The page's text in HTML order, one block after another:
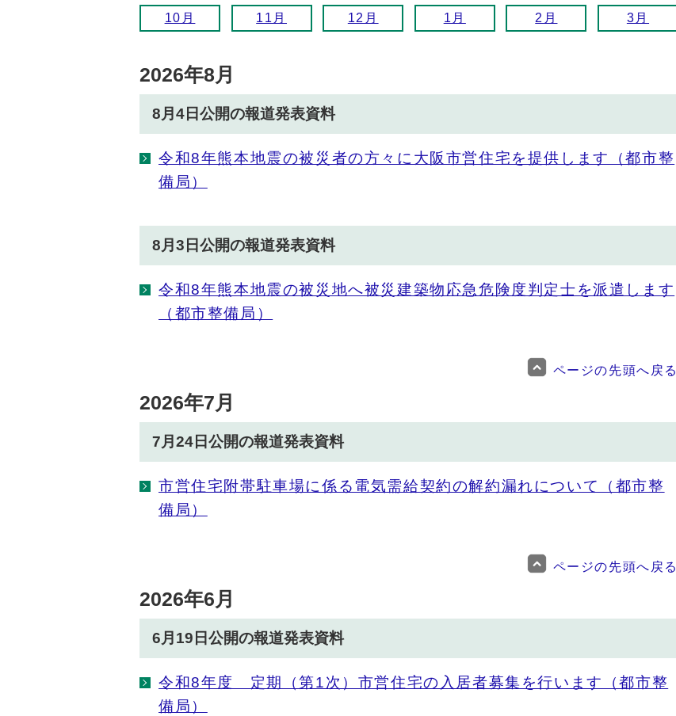
10月 11月 12月 1月 2月 3月
2026年8月
8月4日公開の報道発表資料
令和8年熊本地震の被災者の方々に大阪市営住宅を提供します（都市整
備局）
8月3日公開の報道発表資料
令和8年熊本地震の被災地へ被災建築物応急危険度判定士を派遣します
（都市整備局）
ページの先頭へ戻る
2026年7月
7月24日公開の報道発表資料
市営住宅附帯駐車場に係る電気需給契約の解約漏れについて（都市整
備局）
ページの先頭へ戻る
2026年6月
6月19日公開の報道発表資料
令和8年度 定期（第1次）市営住宅の入居者募集を行います（都市整
備局）